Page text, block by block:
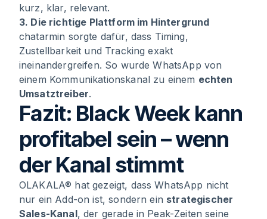
kurz, klar, relevant.
3. Die richtige Plattform im Hintergrund
chatarmin sorgte dafür, dass Timing,
Zustellbarkeit und Tracking exakt
ineinandergreifen. So wurde WhatsApp von
einem Kommunikationskanal zu einem echten
Umsatztreiber.
Fazit: Black Week kann
profitabel sein – wenn
der Kanal stimmt
OLAKALA® hat gezeigt, dass WhatsApp nicht
nur ein Add-on ist, sondern ein strategischer
Sales-Kanal, der gerade in Peak-Zeiten seine